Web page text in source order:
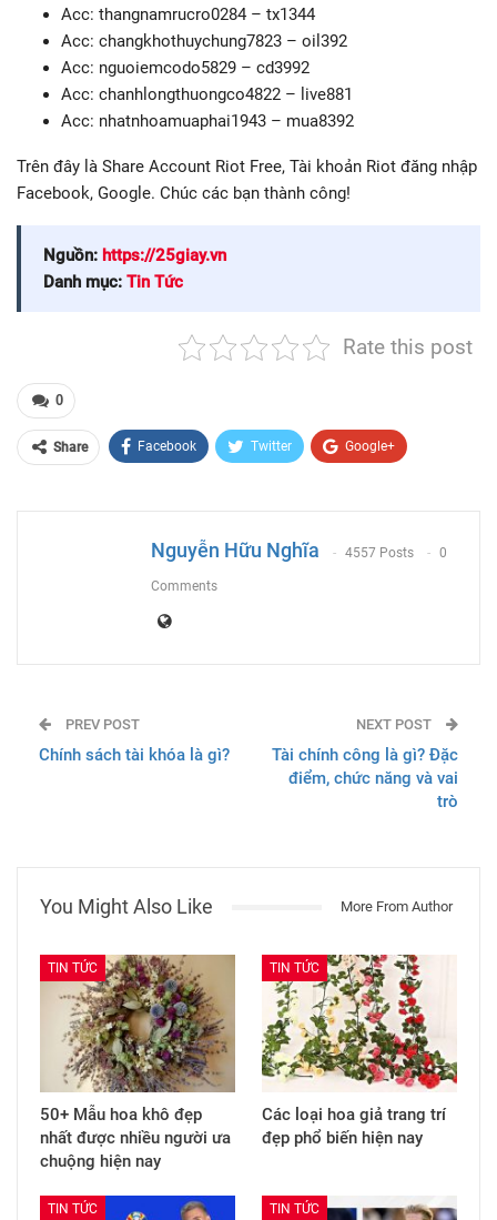
Acc: thangnamrucro0284 – tx1344
Acc: changkhothuychung7823 – oil392
Acc: nguoiemcodo5829 – cd3992
Acc: chanhlongthuongco4822 – live881
Acc: nhatnhoamuaphai1943 – mua8392
Trên đây là Share Account Riot Free, Tài khoản Riot đăng nhập
Facebook, Google. Chúc các bạn thành công!
Nguồn: https://25giay.vn
Danh mục: Tin Tức
Rate this post
0
Share Facebook Twitter Google+
Nguyễn Hữu Nghĩa 4557 Posts 0
Comments
PREV POST
Chính sách tài khóa là gì?
NEXT POST
Tài chính công là gì? Đặc
điểm, chức năng và vai
trò
You Might Also Like More From Author
TIN TỨC
50+ Mẫu hoa khô đẹp
nhất được nhiều người ưa
chuộng hiện nay
TIN TỨC
Các loại hoa giả trang trí
đẹp phổ biến hiện nay
TIN TỨC TIN TỨC